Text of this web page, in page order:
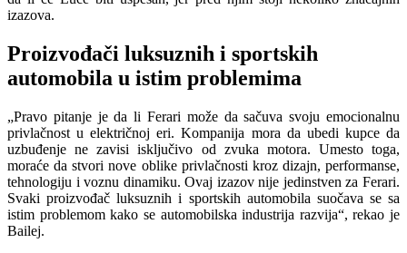
izazova.
Proizvođači luksuznih i sportskih
automobila u istim problemima
„Pravo pitanje je da li Ferari može da sačuva svoju emocionalnu
privlačnost u električnoj eri. Kompanija mora da ubedi kupce da
uzbuđenje ne zavisi isključivo od zvuka motora. Umesto toga,
moraće da stvori nove oblike privlačnosti kroz dizajn, performanse,
tehnologiju i voznu dinamiku. Ovaj izazov nije jedinstven za Ferari.
Svaki proizvođač luksuznih i sportskih automobila suočava se sa
istim problemom kako se automobilska industrija razvija“, rekao je
Bailej.